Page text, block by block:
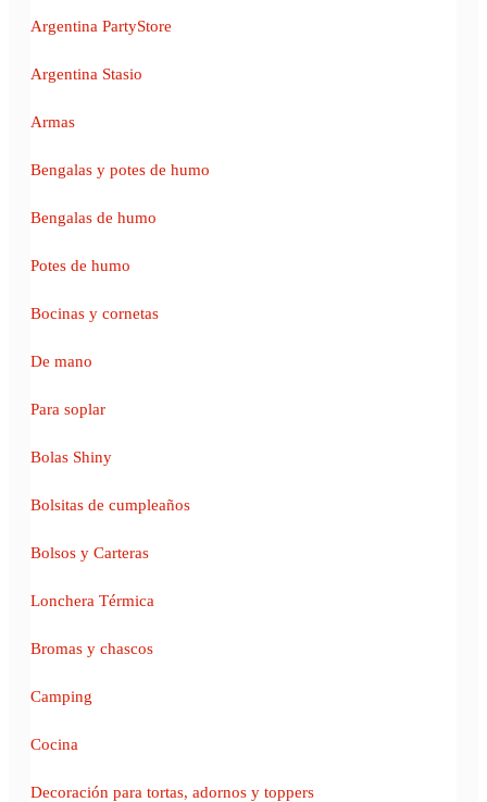
Argentina PartyStore
Argentina Stasio
Armas
Bengalas y potes de humo
Bengalas de humo
Potes de humo
Bocinas y cornetas
De mano
Para soplar
Bolas Shiny
Bolsitas de cumpleaños
Bolsos y Carteras
Lonchera Térmica
Bromas y chascos
Camping
Cocina
Decoración para tortas, adornos y toppers